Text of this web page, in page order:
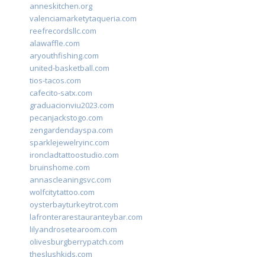
anneskitchen.org
valenciamarketytaqueria.com
reefrecordsllc.com
alawaffle.com
aryouthfishing.com
united-basketball.com
tios-tacos.com
cafecito-satx.com
graduacionviu2023.com
pecanjackstogo.com
zengardendayspa.com
sparklejewelryinc.com
ironcladtattoostudio.com
bruinshome.com
annascleaningsvc.com
wolfcitytattoo.com
oysterbayturkeytrot.com
lafronterarestauranteybar.com
lilyandrosetearoom.com
olivesburgberrypatch.com
theslushkids.com